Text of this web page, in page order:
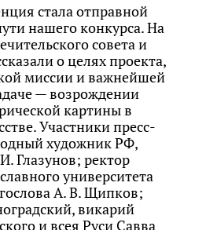
стала отправной
нашего конкурса. На
совета и
о целях проекта,
миссии и важнейшей
— возрождении
картины в
Участники пресс-
художник РФ,
Глазунов; ректор
университета
А. В. Щипков;
викарий
и всея Руси Савва